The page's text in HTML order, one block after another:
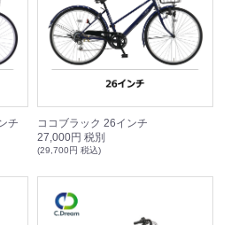
チ
ココブラック 26インチ
27,000円 税別
(29,700円 税込)